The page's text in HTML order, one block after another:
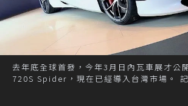
去年底全球首發，今年3月日內瓦車展才公
720S Spider，現在已經導入台灣市場。